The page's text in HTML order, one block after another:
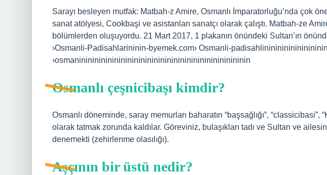
Sarayı besleyen mutfak: Matbah-z Amire, Osmanlı İmparatorluğu’nda çok
sanat atölyesi, Cookbaşi ve asistanları sanatçı olarak çalıştı. Matbah-ze
bölümlerden oluşuyordu. 21 Mart 2017, 1 plakanın önündeki Sultan’ın
›Osmanli-Padisahlarininin-byemek.com› Osmanli-
›osmaninininininininininininininininininininininininininin
Osmanlı çeşnicibaşı kimdir?
Osmanlı döneminde, saray memurları baharatın “başsağlığı”, “classicibasi”,
olarak tatmak zorunda kaldılar. Göreviniz, bulaşıkları tadı ve Sultan ve
denemekti (zehirlenme olasılığı).
Aşçının bir üstü nedir?